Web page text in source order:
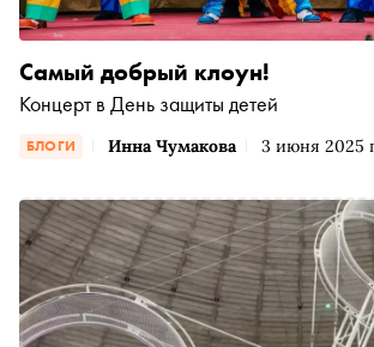
БЛОГИ Инна Чумакова 3 июня 2025
Самый добрый клоун!
Концерт в День защиты детей